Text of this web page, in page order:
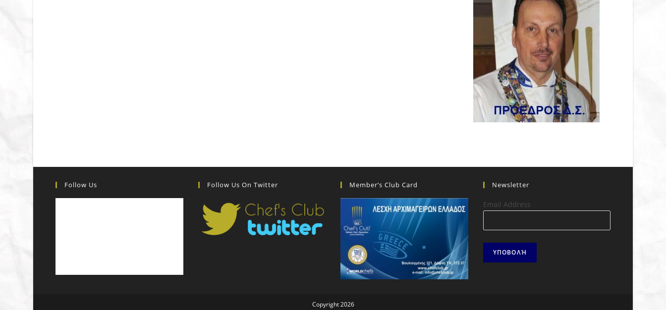
Follow Us Follow Us On Twitter Member’s Club Card Newsletter
Email Address
Copyright 2026